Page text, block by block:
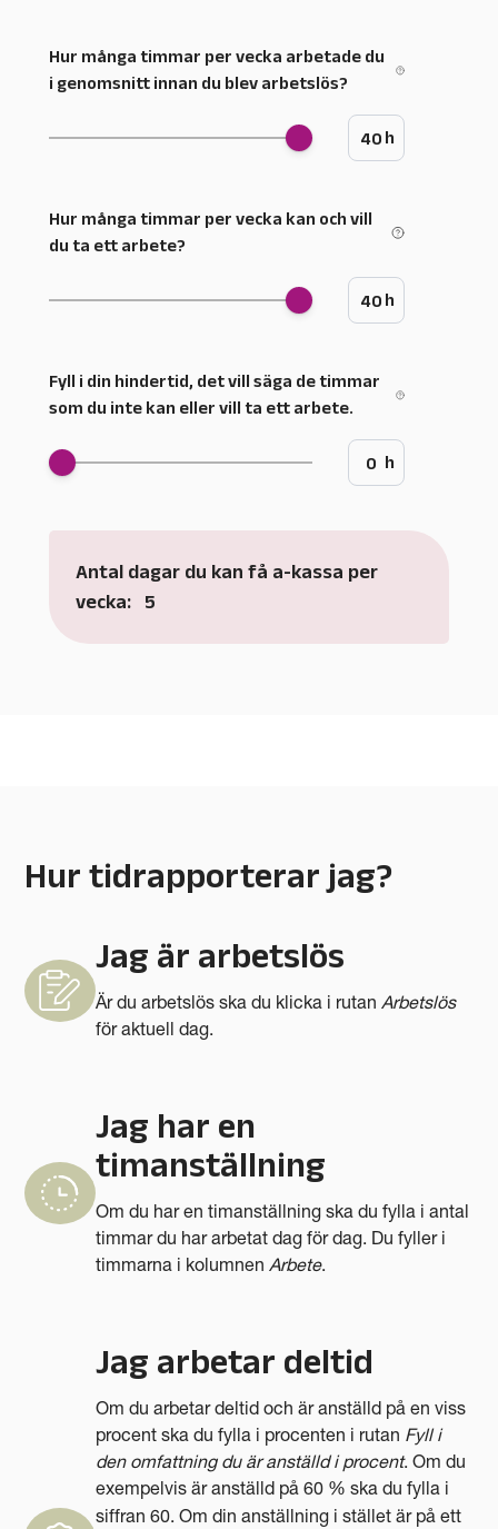
Select a value in the interval:
Hur många timmar per vecka arbetade du
i genomsnitt innan du blev arbetslös?
h
Select a value in the interval:
Hur många timmar per vecka kan och vill
du ta ett arbete?
h
Select a value in the interval:
Fyll i din hindertid, det vill säga de timmar
som du inte kan eller vill ta ett arbete.
Slider value h
Antal dagar du kan få a-kassa per
vecka:
5
Hur tidrapporterar jag?
Jag är arbetslös
Är du arbetslös ska du klicka i rutan Arbetslös
för aktuell dag.
Jag har en
timanställning
Om du har en timanställning ska du fylla i antal
timmar du har arbetat dag för dag. Du fyller i
timmarna i kolumnen Arbete.
Jag arbetar deltid
Om du arbetar deltid och är anställd på en viss
procent ska du fylla i procenten i rutan Fyll i
den omfattning du är anställd i procent. Om du
exempelvis är anställd på 60 % ska du fylla i
siffran 60. Om din anställning i stället är på ett